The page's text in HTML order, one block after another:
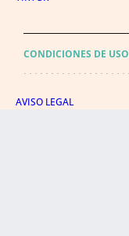
CONDICIONES DE USO
AVISO LEGAL